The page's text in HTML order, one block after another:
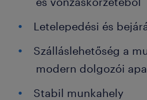
Letelepedési és
Szálláslehetőség a
modern dolgozói
Stabil munkahely